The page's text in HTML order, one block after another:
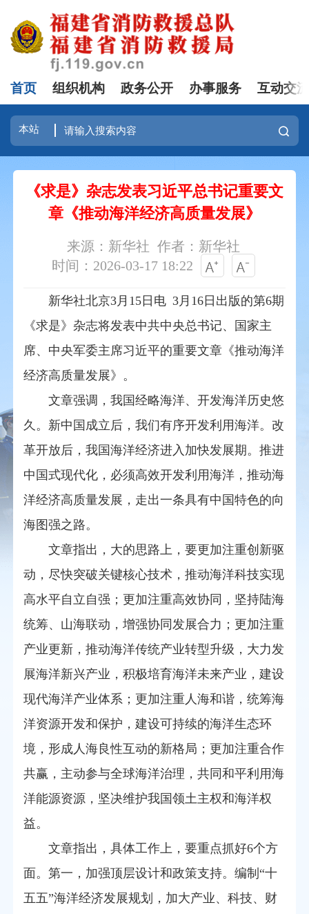
首页 组织机构 政务公开 办事服务 互动交
《求是》杂志发表习近平总书记重要文
章《推动海洋经济高质量发展》
来源：新华社 作者：新华社
时间：2026-03-17 18:22
新华社北京3月15日电 3月16日出版的第6期
《求是》杂志将发表中共中央总书记、国家主
席、中央军委主席习近平的重要文章《推动海洋
经济高质量发展》。
文章强调，我国经略海洋、开发海洋历史悠
久。新中国成立后，我们有序开发利用海洋。改
革开放后，我国海洋经济进入加快发展期。推进
中国式现代化，必须高效开发利用海洋，推动海
洋经济高质量发展，走出一条具有中国特色的向
海图强之路。
文章指出，大的思路上，要更加注重创新驱
动，尽快突破关键核心技术，推动海洋科技实现
高水平自立自强；更加注重高效协同，坚持陆海
统筹、山海联动，增强协同发展合力；更加注重
产业更新，推动海洋传统产业转型升级，大力发
展海洋新兴产业，积极培育海洋未来产业，建设
现代海洋产业体系；更加注重人海和谐，统筹海
洋资源开发和保护，建设可持续的海洋生态环
境，形成人海良性互动的新格局；更加注重合作
共赢，主动参与全球海洋治理，共同和平利用海
洋能源资源，坚决维护我国领土主权和海洋权
益。
文章指出，具体工作上，要重点抓好6个方
面。第一，加强顶层设计和政策支持。编制“十
五五”海洋经济发展规划，加大产业、科技、财